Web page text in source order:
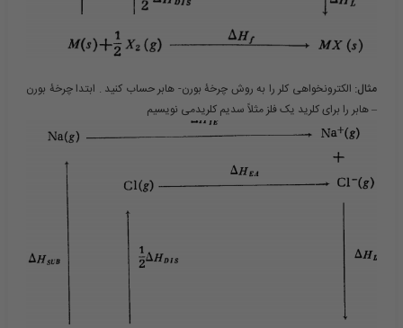
مثال: الکترونخواهی کلر را به روش چرخۀ بورن- هابر حساب کنید . ابتدا چرخۀ بورن
– هابر را برای کلرید یک فلز مثلاً سدیم کلریدمی نویسیم